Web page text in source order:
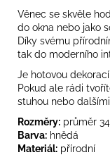
Věnec se skvěle
do okna nebo jako
Díky svému
tak do moderního
Je hotovou
Pokud ale rádi
stuhou nebo
Rozměry: průměr
Barva: hnědá
Materiál: přírodní